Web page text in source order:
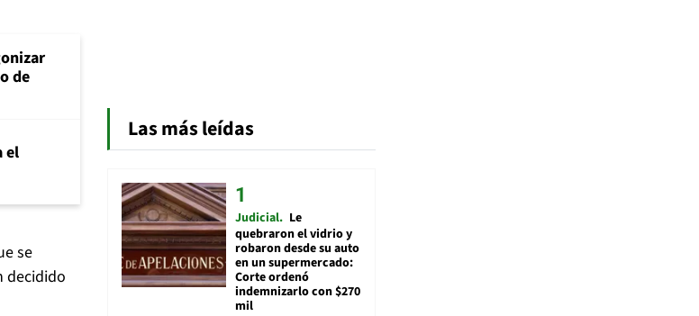
de
el
se
decidido
Las más leídas
Judicial Le
quebraron el vidrio y
robaron desde su auto
en un supermercado:
Corte ordenó
indemnizarlo con $270
mil